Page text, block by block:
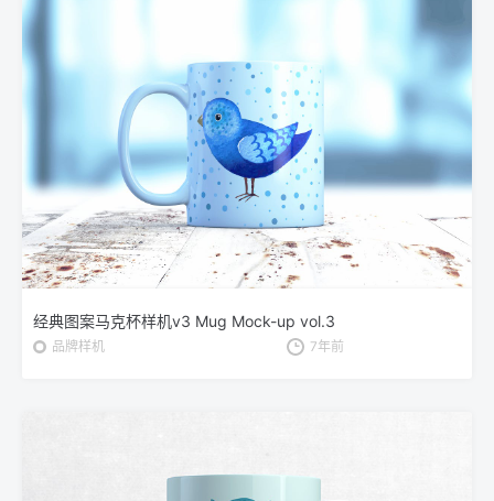
经典图案马克杯样机v3 Mug Mock-up vol.3
品牌样机 7年前